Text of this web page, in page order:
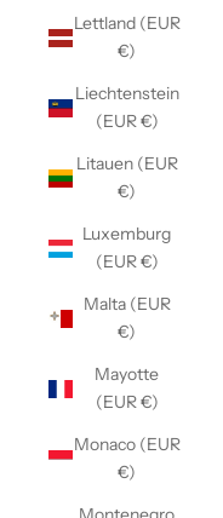
Lettland (EUR
€)
Liechtenstein
(EUR €)
Litauen (EUR
€)
Luxemburg
(EUR €)
Malta (EUR
€)
Mayotte
(EUR €)
Monaco (EUR
€)